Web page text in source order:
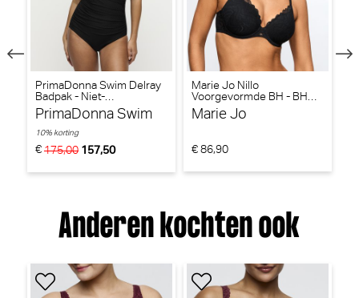
PrimaDonna Swim Delray
Badpak - Niet-
voorgevormd (Zwart)
PrimaDonna Swim
10% korting
€175,00 157,50
Marie Jo Nillo
Voorgevormde BH - BH
Hartvorm (Zwart)
Marie Jo
€ 86,90
Anderen kochten ook